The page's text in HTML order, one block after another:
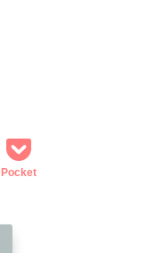
Pocket